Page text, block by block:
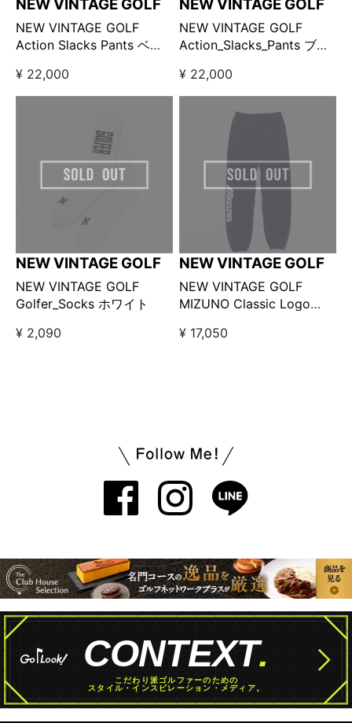
NEW VINTAGE GOLF
NEW VINTAGE GOLF
Action Slacks Pants ベー
ルフ アクションスラックス
パンツ
¥ 22,000
NEW VINTAGE GOLF
NEW VINTAGE GOLF
Action_Slacks_Pants ブラ
ルフ アクションスラックス
パンツ
¥ 22,000
NEW VINTAGE GOLF
NEW VINTAGE GOLF
Golfer_Socks ホワイト
¥ 2,090
NEW VINTAGE GOLF
NEW VINTAGE GOLF
MIZUNO Classic Logo
¥ 17,050